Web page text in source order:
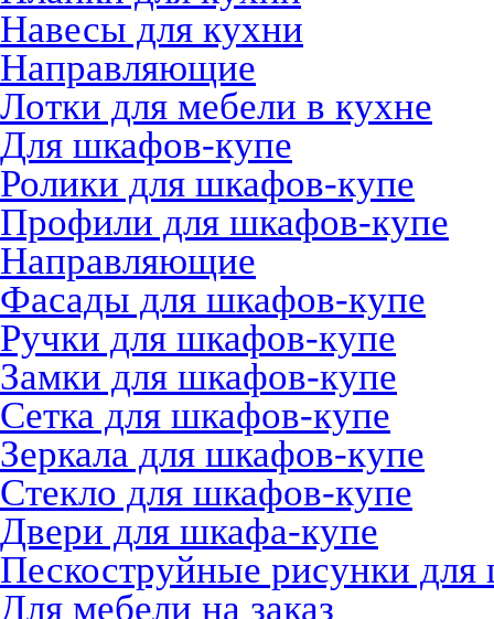
Навесы для кухни
Направляющие
Лотки для мебели в кухне
Для шкафов-купе
Ролики для шкафов-купе
Профили для шкафов-купе
Направляющие
Фасады для шкафов-купе
Ручки для шкафов-купе
Замки для шкафов-купе
Сетка для шкафов-купе
Зеркала для шкафов-купе
Стекло для шкафов-купе
Двери для шкафа-купе
Пескоструйные рисунки
Для мебели на заказ